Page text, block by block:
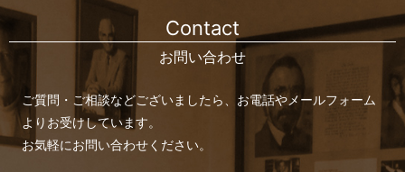
Contact
お問い合わせ
ご質問・ご相談などございましたら、お電話やメールフォーム
よりお受けしています。
お気軽にお問い合わせください。